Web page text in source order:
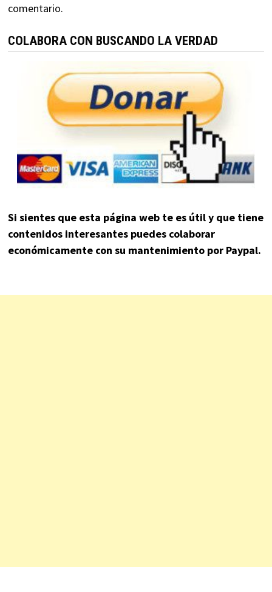
comentario.
COLABORA CON BUSCANDO LA VERDAD
Si sientes que esta página web te es útil y que tiene
contenidos interesantes puedes colaborar
económicamente con su mantenimiento por Paypal.